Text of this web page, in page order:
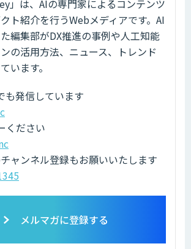
」は、AIの専門家によるコンテンツ
ト紹介を行うWebメディアです。AI
編集部がDX推進の事例や人工知能
の活用方法、ニュース、トレンド
います。
も発信しています
ください
ャンネル登録もお願いいたします
メルマガに登録する